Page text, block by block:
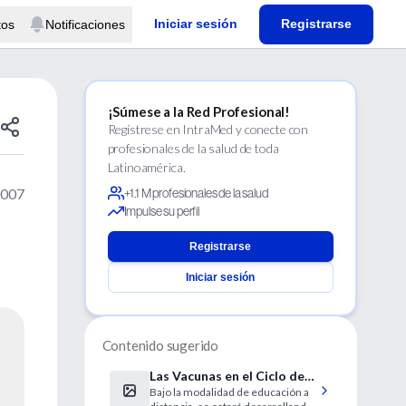
Notificaciones Iniciar sesión Registrarse
¡Súmese a la Red Profesional!
Regístrese en IntraMed y conecte con
profesionales de la salud de toda
Latinoamérica.
+1.1 M profesionales de la salud
Impulse su perfil
Registrarse
Iniciar sesión
Contenido sugerido
Las Vacunas en el Ciclo de
Vida
Bajo la modalidad de educación a